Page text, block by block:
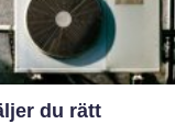
du rätt